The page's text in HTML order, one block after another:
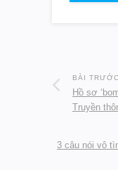
BÀI TRƯỚC
Hồ sơ
Truyền
3 câu nói vô